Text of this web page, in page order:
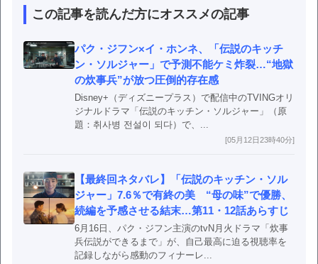
この記事を読んだ方にオススメの記事
パク・ジフン×イ・ホンネ、「伝説のキッチ
ン・ソルジャー」で予測不能ケミ炸裂…“地獄
の炊事兵”が放つ圧倒的存在感
Disney+（ディズニープラス）で配信中のTVINGオリ
ジナルドラマ「伝説のキッチン・ソルジャー」（原
題：취사병 전설이 되다）で、...
[05月12日23時40分]
【最終回ネタバレ】「伝説のキッチン・ソル
ジャー」7.6％で有終の美 “母の味”で優勝、
続編を予感させる結末…第11・12話あらすじ
6月16日、パク・ジフン主演のtvN月火ドラマ「炊事
兵伝説ができるまで」が、自己最高に迫る視聴率を
記録しながら感動のフィナーレ...